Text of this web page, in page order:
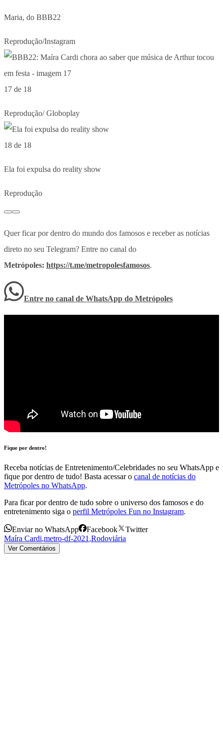
Maria, do BBB22
Reprodução/Instagram
17 de 18
Reprodução/ Globoplay
18 de 18
Ela foi expulsa do reality show
Reprodução
Quer ficar por dentro do mundo dos famosos e receber as notícias
direto no seu Telegram? Entre no canal do
Metrópoles: https://t.me/metropolesfamosos.
Entre no canal de WhatsApp do Metrópoles
Fique por dentro!
Receba notícias de Entretenimento/Celebridades no seu WhatsApp e
fique por dentro de tudo! Basta acessar o canal de notícias do
Metrópoles no WhatsApp.
Para ficar por dentro de tudo sobre o universo dos famosos e do
entretenimento siga o perfil Metrópoles Fun no Instagram.
Enviar no WhatsApp Facebook
Twitter
Maíra Cardi,metro-df-2021 ,Rodoviária
Ver Comentários